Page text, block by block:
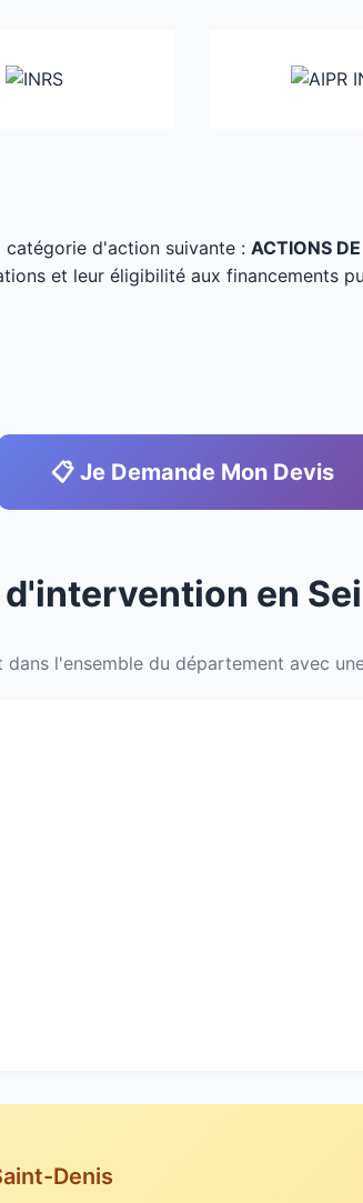
d'action suivante : ACTIONS
et leur éligibilité aux financements
📋 Je Demande Mon Devis
en
dans l'ensemble du département avec
Denis